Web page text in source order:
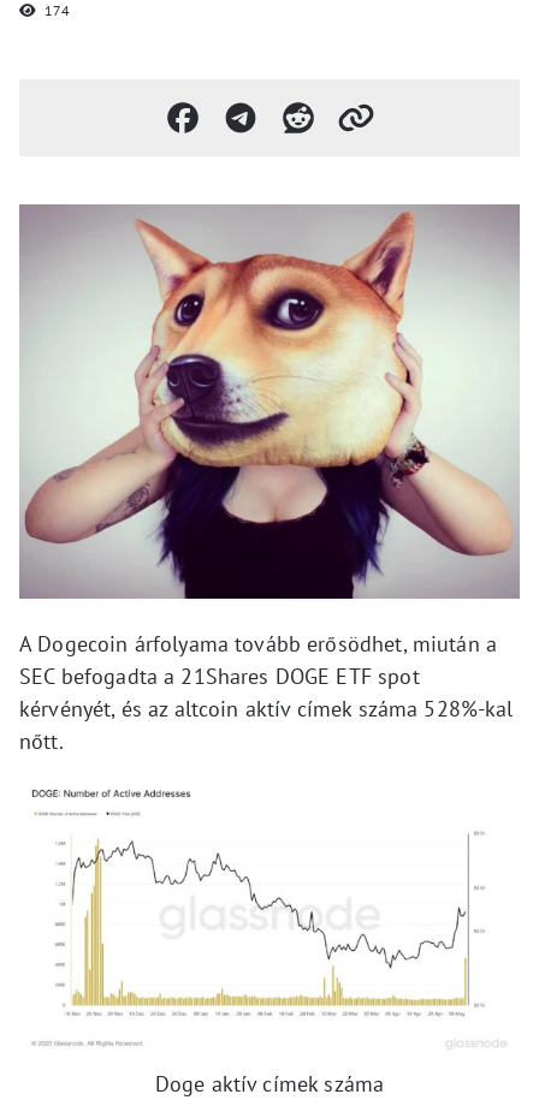
174
A Dogecoin árfolyama tovább erősödhet, miután a
SEC befogadta a 21Shares DOGE ETF spot
kérvényét, és az altcoin aktív címek száma 528%-kal
nőtt.
Doge aktív címek száma